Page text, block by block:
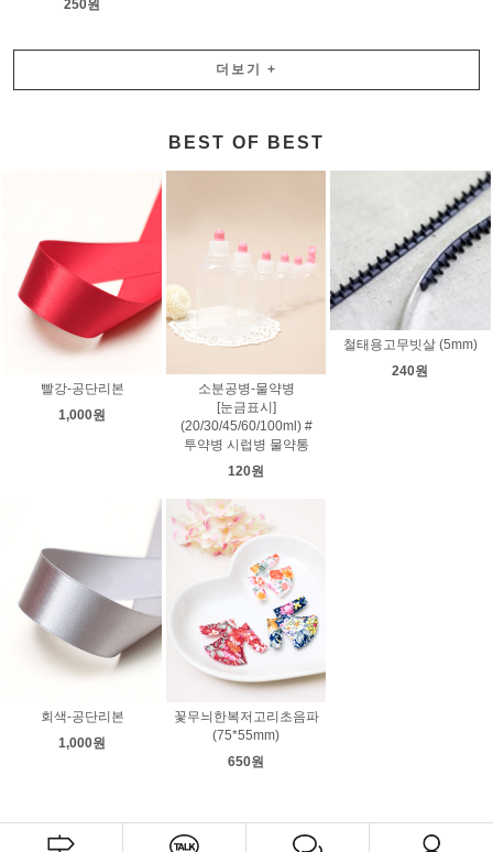
250원
더보기 +
BEST OF BEST
빨강-공단리본
1,000원
소분공병-물약병
[눈금표시]
(20/30/45/60/100ml) #
투약병 시럽병 물약통
120원
철태용고무빗살 (5mm)
240원
회색-공단리본
1,000원
꽃무늬한복저고리초음파
(75*55mm)
650원